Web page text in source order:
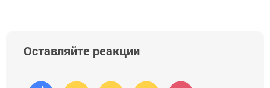
Оставляйте реакции